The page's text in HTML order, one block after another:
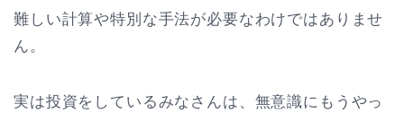
難しい計算や特別な手法が必要なわけではありませ
ん。
実は投資をしているみなさんは、無意識にもうやっ